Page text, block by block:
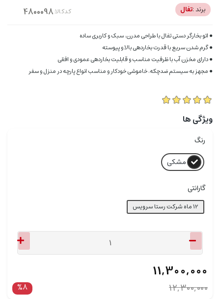
برند :تفال کدکالا:
● اتو بخارگر دستی تفال با طراحی مدرن، سبک و کاربری ساده
● گرم شدن سریع با قدرت بخاردهی بالا و پیوسته
● دارای مخزن آب با ظرفیت مناسب و قابلیت بخاردهی عمودی و افقی
● مجهز به سیستم ضدچکه، خاموشی خودکار و مناسب انواع پارچه در منزل و سفر
ویژگی ها
رنگ
مشکی
گارانتی
12 ماه شرکت رستا سرویس
12,300,000
%8
11,300,000